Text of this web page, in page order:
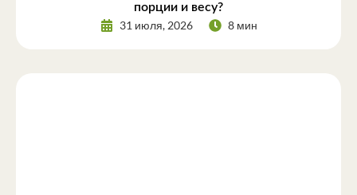
порции и весу?
31 июля, 2026 8 мин